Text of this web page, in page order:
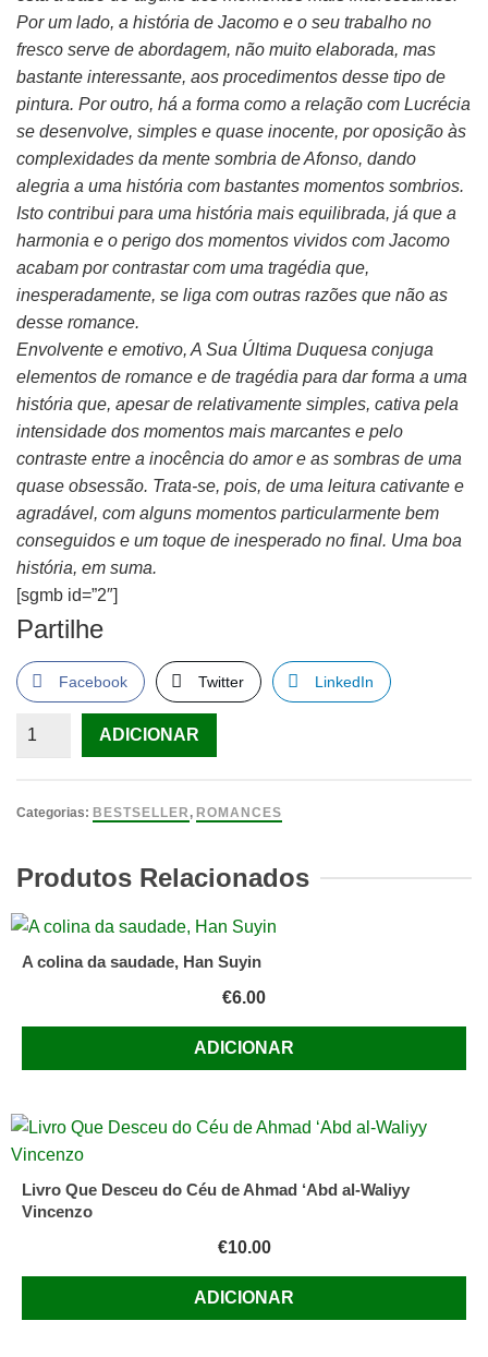
Por um lado, a história de Jacomo e o seu trabalho no
fresco serve de abordagem, não muito elaborada, mas
bastante interessante, aos procedimentos desse tipo de
pintura. Por outro, há a forma como a relação com Lucrécia
se desenvolve, simples e quase inocente, por oposição às
complexidades da mente sombria de Afonso, dando
alegria a uma história com bastantes momentos sombrios.
Isto contribui para uma história mais equilibrada, já que a
harmonia e o perigo dos momentos vividos com Jacomo
acabam por contrastar com uma tragédia que,
inesperadamente, se liga com outras razões que não as
desse romance.
Envolvente e emotivo, A Sua Última Duquesa conjuga
elementos de romance e de tragédia para dar forma a uma
história que, apesar de relativamente simples, cativa pela
intensidade dos momentos mais marcantes e pelo
contraste entre a inocência do amor e as sombras de uma
quase obsessão. Trata-se, pois, de uma leitura cativante e
agradável, com alguns momentos particularmente bem
conseguidos e um toque de inesperado no final. Uma boa
história, em suma.
[sgmb id=”2″]
Partilhe
Facebook Twitter LinkedIn
Quantidade
Sua
de
Gabrielle
ADICIONAR
Categorias: BESTSELLER , ROMANCES
Produtos Relacionados
A colina da saudade, Han Suyin
€6.00
ADICIONAR
Livro Que Desceu do Céu de Ahmad ‘Abd al-Waliyy
Vincenzo
€10.00
ADICIONAR